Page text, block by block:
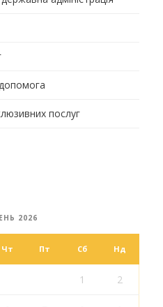
послуг
2026
Чт Пт Сб Нд
1 2